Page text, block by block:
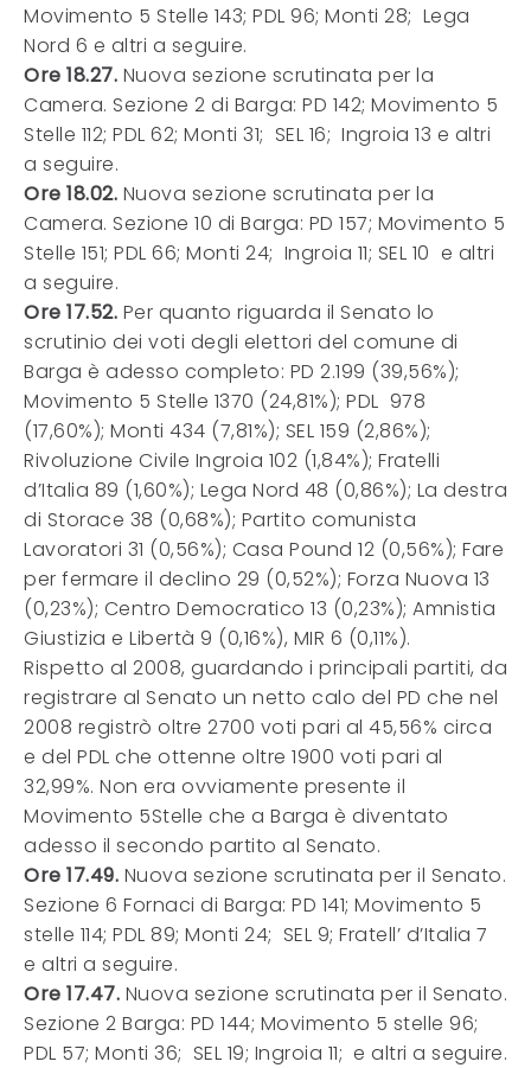
Movimento 5 Stelle 143; PDL 96; Monti 28; Lega
Nord 6 e altri a seguire.
Ore 18.27. Nuova sezione scrutinata per la
Camera. Sezione 2 di Barga: PD 142; Movimento 5
Stelle 112; PDL 62; Monti 31; SEL 16; Ingroia 13 e altri
a seguire.
Ore 18.02. Nuova sezione scrutinata per la
Camera. Sezione 10 di Barga: PD 157; Movimento 5
Stelle 151; PDL 66; Monti 24; Ingroia 11; SEL 10 e altri
a seguire.
Ore 17.52. Per quanto riguarda il Senato lo
scrutinio dei voti degli elettori del comune di
Barga è adesso completo: PD 2.199 (39,56%);
Movimento 5 Stelle 1370 (24,81%); PDL 978
(17,60%); Monti 434 (7,81%); SEL 159 (2,86%);
Rivoluzione Civile Ingroia 102 (1,84%); Fratelli
d’Italia 89 (1,60%); Lega Nord 48 (0,86%); La destra
di Storace 38 (0,68%); Partito comunista
Lavoratori 31 (0,56%); Casa Pound 12 (0,56%); Fare
per fermare il declino 29 (0,52%); Forza Nuova 13
(0,23%); Centro Democratico 13 (0,23%); Amnistia
Giustizia e Libertà 9 (0,16%), MIR 6 (0,11%).
Rispetto al 2008, guardando i principali partiti, da
registrare al Senato un netto calo del PD che nel
2008 registrò oltre 2700 voti pari al 45,56% circa
e del PDL che ottenne oltre 1900 voti pari al
32,99%. Non era ovviamente presente il
Movimento 5Stelle che a Barga è diventato
adesso il secondo partito al Senato.
Ore 17.49. Nuova sezione scrutinata per il Senato.
Sezione 6 Fornaci di Barga: PD 141; Movimento 5
stelle 114; PDL 89; Monti 24; SEL 9; Fratell’ d’Italia 7
e altri a seguire.
Ore 17.47. Nuova sezione scrutinata per il Senato.
Sezione 2 Barga: PD 144; Movimento 5 stelle 96;
PDL 57; Monti 36; SEL 19; Ingroia 11; e altri a seguire.